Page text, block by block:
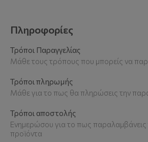
Πληροφορίες
Τρόποι Παραγγελίας
Μάθε τους τρόπους που μπορείς να
Τρόποι πληρωμής
Μάθε για το πως θα πληρώσεις την
Τρόποι αποστολής
Ενημερώσου για το πως παραλαμβάνεις
προϊόντα